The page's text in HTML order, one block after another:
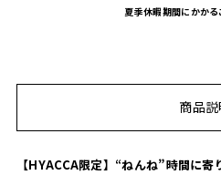
夏季休暇期間にかか
商品説
【HYACCA限定】“ねんね”時間に